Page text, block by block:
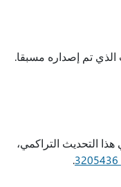
الذي تم إصداره مسبقا.
التحديث التراكمي،
.